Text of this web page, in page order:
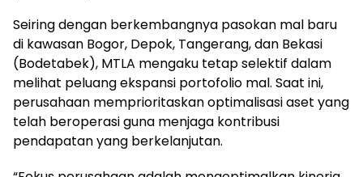
Seiring dengan berkembangnya pasokan mal baru
di kawasan Bogor, Depok, Tangerang, dan Bekasi
(Bodetabek), MTLA mengaku tetap selektif dalam
melihat peluang ekspansi portofolio mal. Saat ini,
perusahaan memprioritaskan optimalisasi aset yang
telah beroperasi guna menjaga kontribusi
pendapatan yang berkelanjutan.